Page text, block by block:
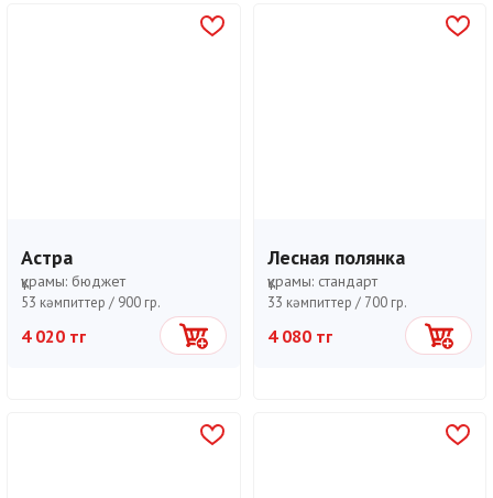
Астра
құрамы: бюджет
53 кәмпиттер / 900 гр.
4 020 тг Себетке
Лесная полянка
құрамы: стандарт
33 кәмпиттер / 700 гр.
4 080 тг Себетке